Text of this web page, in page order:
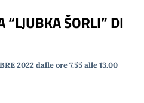
ŠORLI” DI
2022 dalle ore 7.55 alle 13.00